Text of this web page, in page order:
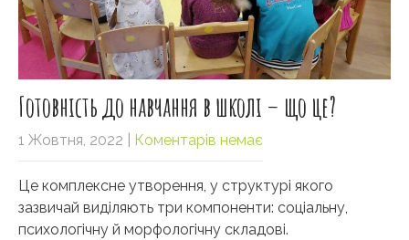
Готовність до навчання в школі – що це?
1 Жовтня, 2022 Коментарів немає
Це комплексне утворення, у структурі якого
зазвичай виділяють три компоненти: соціальну,
психологічну й морфологічну складові.